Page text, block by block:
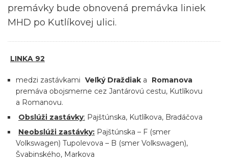
premávky bude obnovená premávka liniek
MHD po Kutlíkovej ulici.
LINKA 92
medzi zastávkami Veľký Draždiak a
Romanova
premáva obojsmerne cez Jantárovú cestu, Kutlíkovu
a Romanovu.
Obslúži zastávky: Pajštúnska, Kutlíkova, Bradáčova
Neobslúži zastávky: Pajštúnska – F (smer
Volkswagen) Tupolevova – B (smer Volkswagen),
Švabinského, Markova